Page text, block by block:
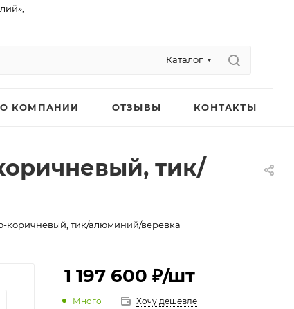
Каталог
О КОМПАНИИ ОТЗЫВЫ КОНТАКТЫ
тик/
коричневый, тик/алюминий/веревка
1 197 600 ₽/шт
Много Хочу дешевле